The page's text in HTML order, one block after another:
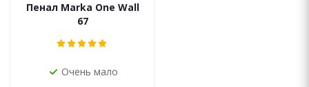
Пенал Marka One Wall
67
Очень мало